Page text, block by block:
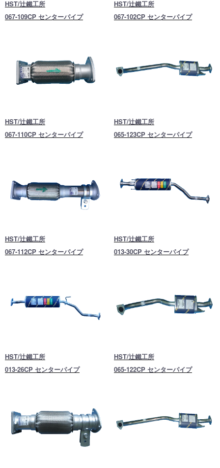
HST/辻鐵工所
067-109CP センターパイプ
HST/辻鐵工所
067-102CP センターパイプ
HST/辻鐵工所
067-110CP センターパイプ
HST/辻鐵工所
065-123CP センターパイプ
HST/辻鐵工所
067-112CP センターパイプ
HST/辻鐵工所
013-30CP センターパイプ
HST/辻鐵工所
013-26CP センターパイプ
HST/辻鐵工所
065-122CP センターパイプ